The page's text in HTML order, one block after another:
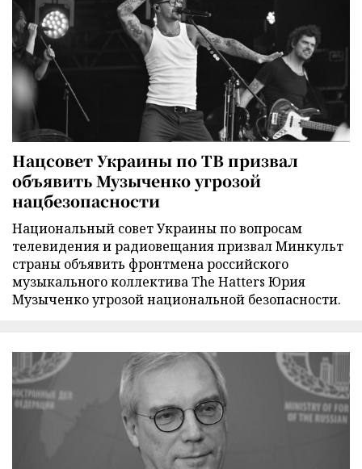
Нацсовет Украины по ТВ призвал
объявить Музыченко угрозой
нацбезопасности
Национальный совет Украины по вопросам
телевидения и радиовещания призвал Минкульт
страны объявить фронтмена российского
музыкального коллектива The Hatters Юрия
Музыченко угрозой национальной безопасности.